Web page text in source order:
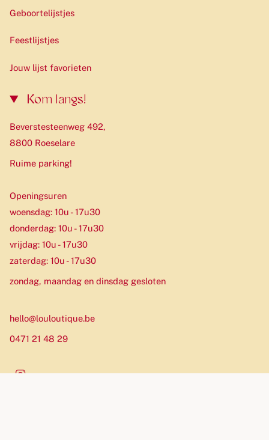
Geboortelijstjes
Feestlijstjes
Jouw lijst favorieten
Kom langs!
Beverstesteenweg 492,
8800 Roeselare
Ruime parking!
Openingsuren
woensdag: 10u - 17u30
donderdag: 10u - 17u30
vrijdag: 10u - 17u30
zaterdag: 10u - 17u30
zondag, maandag en dinsdag gesloten
hello@louloutique.be
0471 21 48 29
Instagram